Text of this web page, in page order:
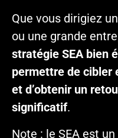
Que vous dirigiez
ou une grande
stratégie SEA bien
permettre de cibler
et d’obtenir un
significatif.
Note : le SEA est